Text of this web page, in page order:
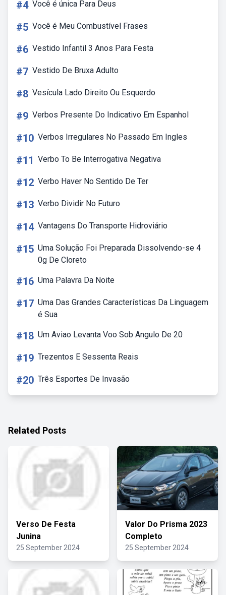
#4 Você é única Para Deus
#5 Você é Meu Combustível Frases
#6 Vestido Infantil 3 Anos Para Festa
#7 Vestido De Bruxa Adulto
#8 Vesícula Lado Direito Ou Esquerdo
#9 Verbos Presente Do Indicativo Em Espanhol
#10 Verbos Irregulares No Passado Em Ingles
#11 Verbo To Be Interrogativa Negativa
#12 Verbo Haver No Sentido De Ter
#13 Verbo Dividir No Futuro
#14 Vantagens Do Transporte Hidroviário
#15 Uma Solução Foi Preparada Dissolvendo-se 4
0g De Cloreto
#16 Uma Palavra Da Noite
#17 Uma Das Grandes Características Da Linguagem
é Sua
#18 Um Aviao Levanta Voo Sob Angulo De 20
#19 Trezentos E Sessenta Reais
#20 Três Esportes De Invasão
Related Posts
Verso De Festa
Junina
25 September 2024
Valor Do Prisma 2023
Completo
25 September 2024